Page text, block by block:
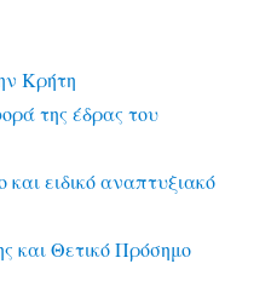
Κρήτη
της έδρας του
ειδικό αναπτυξιακό
και Θετικό Πρόσημο